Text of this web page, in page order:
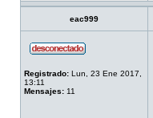
eac999
Registrado: Lun, 23 Ene 2017,
13:11
Mensajes: 11